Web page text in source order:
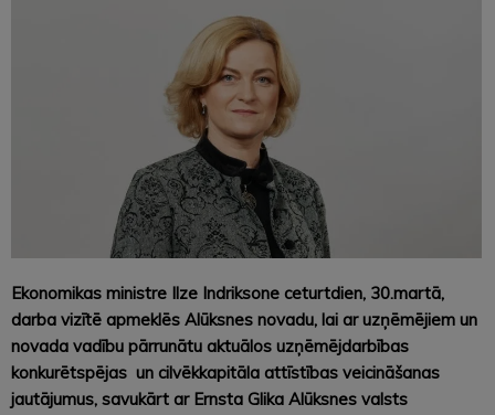
Ekonomikas ministre Ilze Indriksone ceturtdien, 30.martā,
darba vizītē apmeklēs Alūksnes novadu, lai ar uzņēmējiem un
novada vadību pārrunātu aktuālos uzņēmējdarbības
konkurētspējas un cilvēkkapitāla attīstības veicināšanas
jautājumus, savukārt ar Ernsta Glika Alūksnes valsts